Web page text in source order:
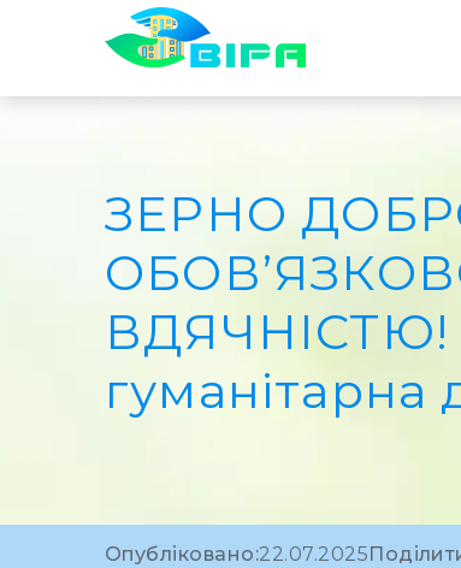
ЗЕРНО
ВДЯЧНІСТЮ!
гуманітарна
Опубліковано:22.07.2025